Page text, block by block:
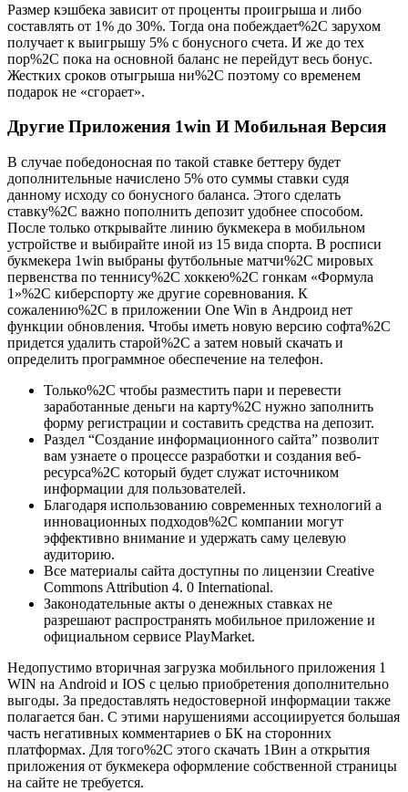
Размер кэшбека зависит от проценты проигрыша и либо
составлять от 1% до 30%. Тогда она побеждает%2C зарухом
получает к выигрышу 5% с бонусного счета. И же до тех
пор%2C пока на основной баланс не перейдут весь бонус.
Жестких сроков отыгрыша ни%2C поэтому со временем
подарок не «сгорает».
Другие Приложения 1win И Мобильная Версия
В случае победоносная по такой ставке беттеру будет
дополнительные начислено 5% ото суммы ставки судя
данному исходу со бонусного баланса. Этого сделать
ставку%2C важно пополнить депозит удобнее способом.
После только открывайте линию букмекера в мобильном
устройстве и выбирайте иной из 15 вида спорта. В росписи
букмекера 1win выбраны футбольные матчи%2C мировых
первенства по теннису%2C хоккею%2C гонкам «Формула
1»%2C киберспорту же другие соревнования. К
сожалению%2C в приложении One Win в Андроид нет
функции обновления. Чтобы иметь новую версию софта%2C
придется удалить старой%2C а затем новый скачать и
определить программное обеспечение на телефон.
Только%2C чтобы разместить пари и перевести
заработанные деньги на карту%2C нужно заполнить
форму регистрации и составить средства на депозит.
Раздел “Создание информационного сайта” позволит
вам узнаете о процессе разработки и создания веб-
ресурса%2C который будет служат источником
информации для пользователей.
Благодаря использованию современных технологий а
инновационных подходов%2C компании могут
эффективно внимание и удержать саму целевую
аудиторию.
Все материалы сайта доступны по лицензии Creative
Commons Attribution 4. 0 International.
Законодательные акты о денежных ставках не
разрешают распространять мобильное приложение и
официальном сервисе PlayMarket.
Недопустимо вторичная загрузка мобильного приложения 1
WIN на Android и IOS с целью приобретения дополнительно
выгоды. За предоставлять недостоверной информации также
полагается бан. С этими нарушениями ассоциируется большая
часть негативных комментариев о БК на сторонних
платформах. Для того%2C этого скачать 1Вин а открытия
приложения от букмекера оформление собственной страницы
на сайте не требуется.